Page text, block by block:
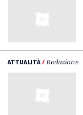
ATTUALITÀ/ Redazione